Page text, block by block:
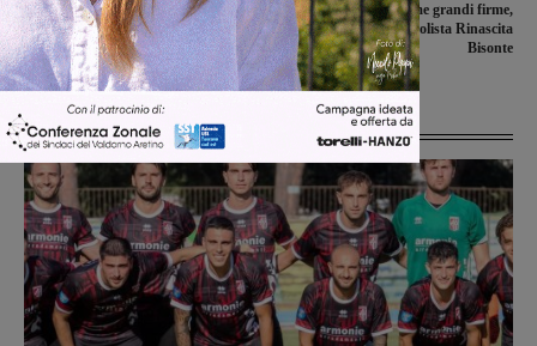
Mercato di dicembre, una partenza e
due arrivi in casa Montevarchi
Valdarninsieme grandi firme,
abbattuta la capolista Rinascita
Bisonte
Ultime Notizie